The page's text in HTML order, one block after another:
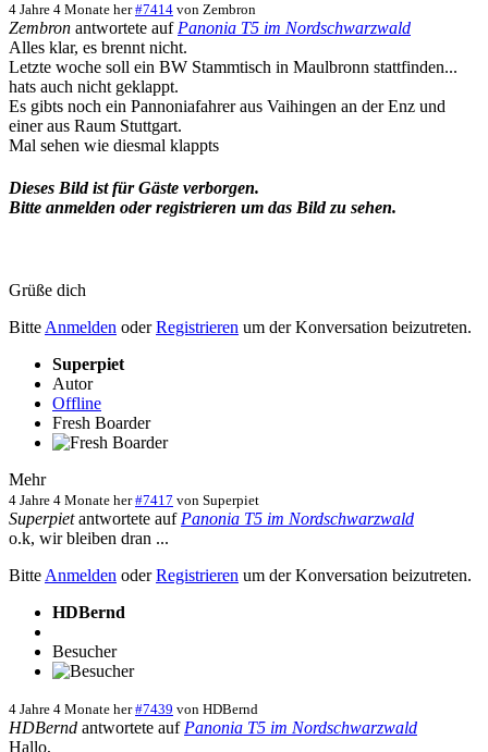
4 Jahre 4 Monate her #7414 von Zembron
Zembron antwortete auf Panonia T5 im Nordschwarzwald
Alles klar, es brennt nicht.
Letzte woche soll ein BW Stammtisch in Maulbronn stattfinden...
hats auch nicht geklappt.
Es gibts noch ein Pannoniafahrer aus Vaihingen an der Enz und
einer aus Raum Stuttgart.
Mal sehen wie diesmal klappts
Dieses Bild ist für Gäste verborgen.
Bitte anmelden oder registrieren um das Bild zu sehen.
Grüße dich
Bitte Anmelden oderRegistrieren um der Konversation beizutreten.
Superpiet
Autor
Offline
Fresh Boarder
Mehr
4 Jahre 4 Monate her #7417 von Superpiet
Superpietantwortete auf Panonia T5 im Nordschwarzwald
o.k, wir bleiben dran ...
Bitte Anmelden oderRegistrieren um der Konversation beizutreten.
HDBernd
Besucher
4 Jahre 4 Monate her #7439 von HDBernd
HDBernd antwortete auf Panonia T5 im Nordschwarzwald
Hallo,